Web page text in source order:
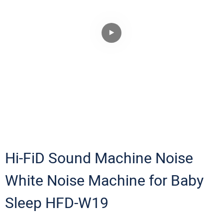
Hi-FiD Sound Machine Noise
White Noise Machine for Baby
Sleep HFD-W19